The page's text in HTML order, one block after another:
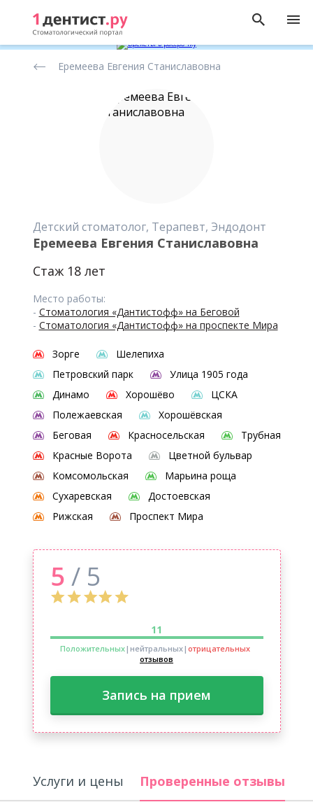
стоматологов
Еремеева Евгения Станиславовна
Детский стоматолог, Терапевт, Эндодонт
Еремеева Евгения Станиславовна
Стаж 18 лет
Место работы:
- Стоматология «Дантистофф» на Беговой
- Стоматология «Дантистофф» на проспекте Мира
Зорге
Шелепиха
Петровский парк
Улица 1905 года
Динамо
Хорошёво
ЦСКА
Полежаевская
Хорошёвская
Беговая
Красносельская
Трубная
Красные Ворота
Цветной бульвар
Комсомольская
Марьина роща
Сухаревская
Достоевская
Рижская
Проспект Мира
5 / 5
11
Положительных|нейтральных| отрицательных
отзывов
Запись на прием
Услуги и цены Проверенные отзывы